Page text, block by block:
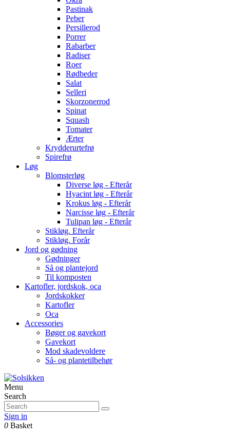
Pastinak
Peber
Persillerod
Porrer
Rabarber
Radiser
Roer
Rødbeder
Salat
Selleri
Skorzonerrod
Spinat
Squash
Tomater
Ærter
Krydderurtefrø
Spirefrø
Løg
Blomsterløg
Diverse løg - Efterår
Hyacint løg - Efterår
Krokus løg - Efterår
Narcisse løg - Efterår
Tulipan løg - Efterår
Stikløg. Efterår
Stikløg. Forår
Jord og gødning
Gødninger
Så og plantejord
Til komposten
Kartofler, jordskok, oca
Jordskokker
Kartofler
Oca
Accessories
Bøger og gavekort
Gavekort
Mod skadevoldere
Så- og plantetilbehør
Menu
Search
Sign in
0 Basket